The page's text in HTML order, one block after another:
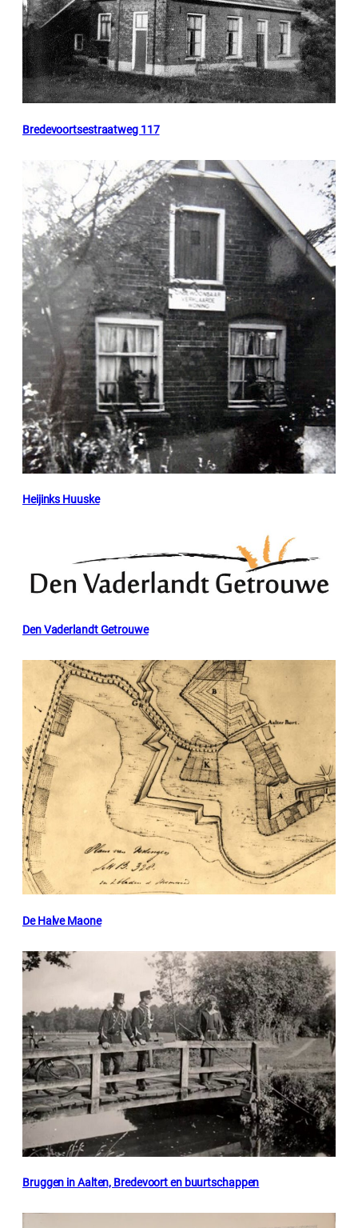
Bredevoortsestraatweg 117
Heijinks Huuske
Den Vaderlandt Getrouwe
De Halve Maone
Bruggen in Aalten, Bredevoort en buurtschappen